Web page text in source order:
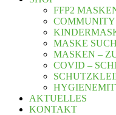
FFP2
MASKE
MASKEN –
COVID –
AKTUELLES
KONTAKT